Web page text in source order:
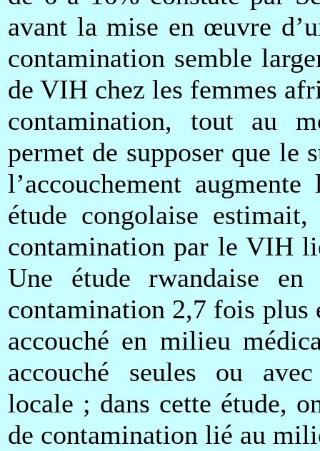
avant la mise en œuvre
contamination semble
de VIH chez les femmes
contamination, tout au
permet de supposer que le
l’accouchement
étude congolaise
contamination par le VIH
Une étude rwandaise
contamination 2,7 fois plus
accouché en milieu
accouché seules ou
locale ; dans cette étude,
de contamination lié au